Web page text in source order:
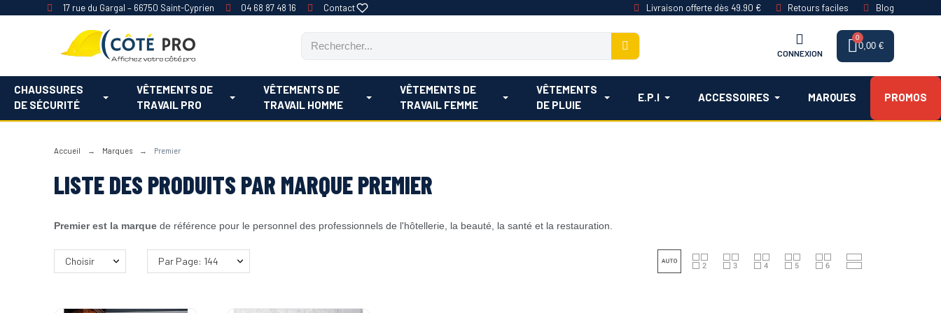
17 rue du Gargal – 66750 Saint-Cyprien 04 68 87 48 16 Contact Livraison offerte dès 49.90 € Retours faciles Blog
CONNEXION
0,00 €
CHAUSSURES
DE SÉCURITÉ
VÊTEMENTS DE
TRAVAIL PRO
VÊTEMENTS DE
TRAVAIL HOMME
VÊTEMENTS DE
TRAVAIL FEMME
VÊTEMENTS
DE PLUIE
E.P.I ACCESSOIRES MARQUES PROMOS
Accueil Marques Premier
LISTE DES PRODUITS PAR MARQUE PREMIER
Premier est la marque de référence pour le personnel des professionnels de l'hôtellerie, la beauté, la santé et la restauration.
Choisir Par Page: 144